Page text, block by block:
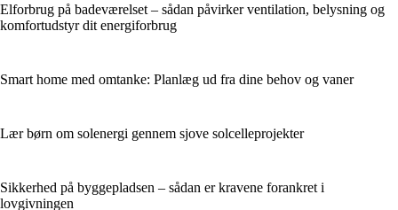
Elforbrug på badeværelset – sådan påvirker ventilation, belysning og
komfortudstyr dit energiforbrug
Smart home med omtanke: Planlæg ud fra dine behov og vaner
Lær børn om solenergi gennem sjove solcelleprojekter
Sikkerhed på byggepladsen – sådan er kravene forankret i
lovgivningen